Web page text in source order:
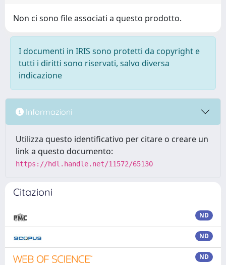
Non ci sono file associati a questo prodotto.
I documenti in IRIS sono protetti da copyright e
tutti i diritti sono riservati, salvo diversa
indicazione
Informazioni
Utilizza questo identificativo per citare o creare un
link a questo documento:
https://hdl.handle.net/11572/65130
Citazioni
ND
ND
ND